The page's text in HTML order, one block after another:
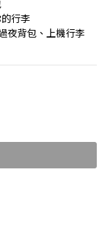
行李
夜背包、上機行李